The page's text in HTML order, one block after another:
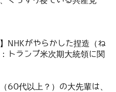
NHKがやらかした捏造（ね
トランプ米次期大統領に関
60代以上？）の大先輩は、